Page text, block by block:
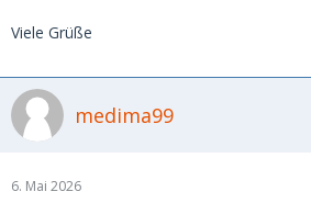
Viele Grüße
medima99
6. Mai 2026